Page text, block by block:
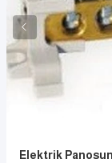
Elektrik